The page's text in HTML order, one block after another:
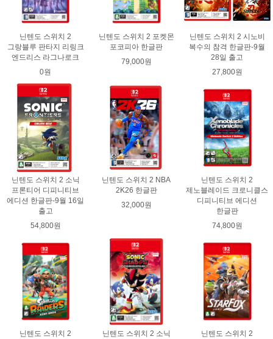
닌텐도 스위치 2
그랑블루 판타지 리링크
엔드리스 라그나로크
0원
닌텐도 스위치 2 포켓몬
포코피아 한글판
79,000원
닌텐도 스위치 2 시노비
복수의 참격 한글판-9월
28일 출고
27,800원
닌텐도 스위치 2 소닉
프론티어 디피니티브
에디션 한글판-9월 16일
출고
54,800원
닌텐도 스위치 2 NBA
2K26 한글판
32,000원
닌텐도 스위치 2
제노블레이드 크로니클스
디피니티브 에디션
한글판
74,800원
닌텐도 스위치 2
닌텐도 스위치 2 소닉
닌텐도 스위치 2